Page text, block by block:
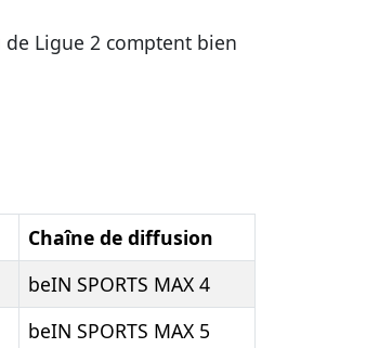
de Ligue 2 comptent bien
Chaîne de diffusion
beIN SPORTS MAX 4
beIN SPORTS MAX 5